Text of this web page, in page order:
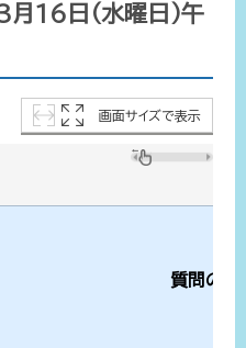
16日（水曜日）午
画面サイズで表示
質問の要